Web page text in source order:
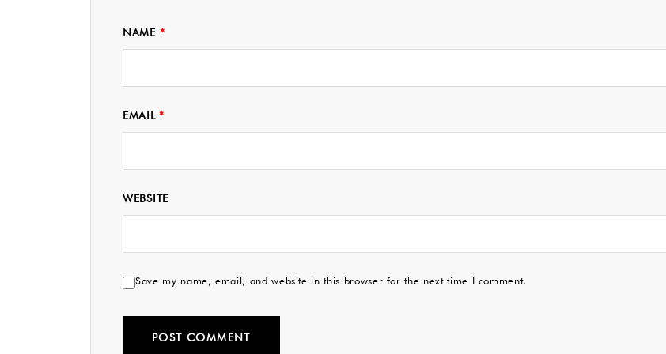
NAME *
EMAIL*
WEBSITE
Save my name, email, and website in this browser for the next time I comment.